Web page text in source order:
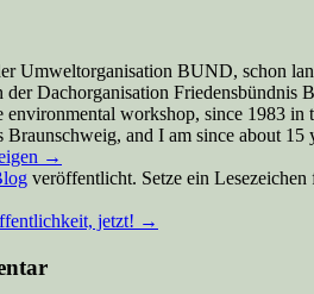
Umweltorganisation BUND, schon
der Dachorganisation
workshop, since 1983 in
Braunschweig, and I am since about 15
→
veröffentlicht. Setze ein Lesezeichen
jetzt! →